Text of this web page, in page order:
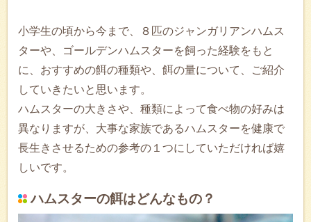
小学生の頃から今まで、８匹のジャンガリアンハムス
ターや、ゴールデンハムスターを飼った経験をもと
に、おすすめの餌の種類や、餌の量について、ご紹介
していきたいと思います。
ハムスターの大きさや、種類によって食べ物の好みは
異なりますが、大事な家族であるハムスターを健康で
長生きさせるための参考の１つにしていただければ嬉
しいです。
ハムスターの餌はどんなもの？